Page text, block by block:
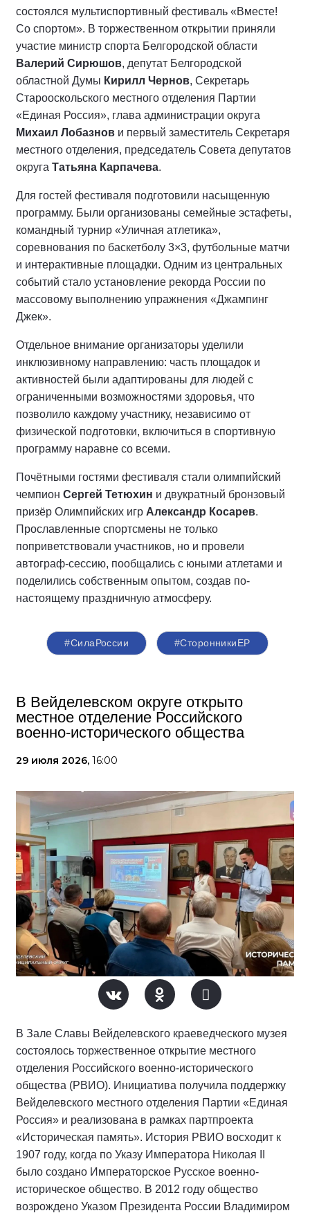
состоялся мультиспортивный фестиваль «Вместе!
Со спортом». В торжественном открытии приняли
участие министр спорта Белгородской области
Валерий Сирюшов, депутат Белгородской
областной Думы Кирилл Чернов, Секретарь
Старооскольского местного отделения Партии
«Единая Россия», глава администрации округа
Михаил Лобазнов и первый заместитель Секретаря
местного отделения, председатель Совета депутатов
округа Татьяна Карпачева.
Для гостей фестиваля подготовили насыщенную
программу. Были организованы семейные эстафеты,
командный турнир «Уличная атлетика»,
соревнования по баскетболу 3×3, футбольные матчи
и интерактивные площадки. Одним из центральных
событий стало установление рекорда России по
массовому выполнению упражнения «Джампинг
Джек».
Отдельное внимание организаторы уделили
инклюзивному направлению: часть площадок и
активностей были адаптированы для людей с
ограниченными возможностями здоровья, что
позволило каждому участнику, независимо от
физической подготовки, включиться в спортивную
программу наравне со всеми.
Почётными гостями фестиваля стали олимпийский
чемпион Сергей Тетюхин и двукратный бронзовый
призёр Олимпийских игр Александр Косарев.
Прославленные спортсмены не только
поприветствовали участников, но и провели
автограф-сессию, пообщались с юными атлетами и
поделились собственным опытом, создав по-
настоящему праздничную атмосферу.
#СилаРоссии #СторонникиЕР
В Вейделевском округе открыто
местное отделение Российского
военно-исторического общества
29 июля 2026, 16:00
В Зале Славы Вейделевского краеведческого музея
состоялось торжественное открытие местного
отделения Российского военно-исторического
общества (РВИО). Инициатива получила поддержку
Вейделевского местного отделения Партии «Единая
Россия» и реализована в рамках партпроекта
«Историческая память». История РВИО восходит к
1907 году, когда по Указу Императора Николая II
было создано Императорское Русское военно-
историческое общество. В 2012 году общество
возрождено Указом Президента России Владимиром